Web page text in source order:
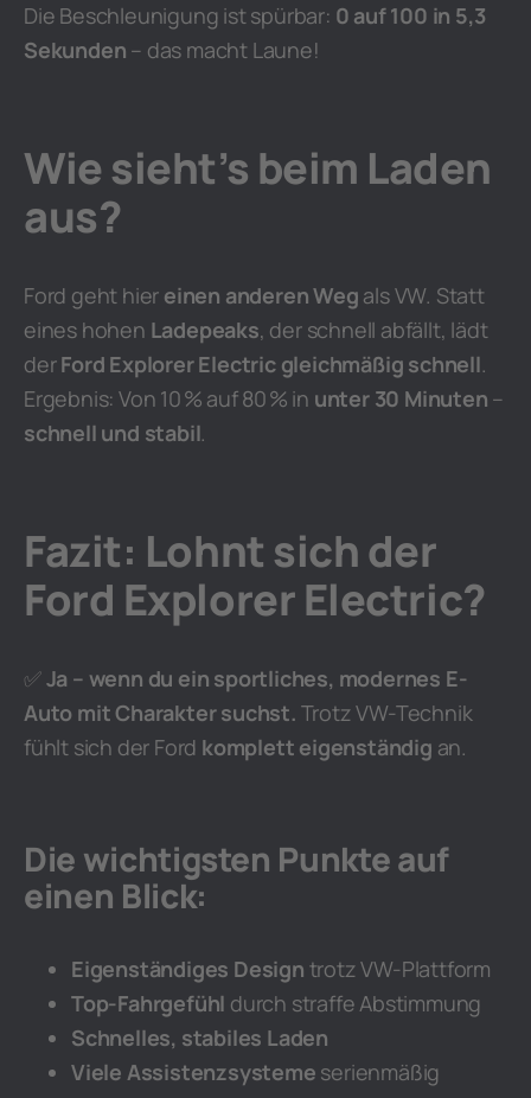
Die Beschleunigung ist spürbar: 0 auf 100 in 5,3
Sekunden – das macht Laune!
Wie sieht’s beim Laden
aus?
Ford geht hier einen anderen Weg als VW. Statt
eines hohen Ladepeaks, der schnell abfällt, lädt
derFord Explorer Electric gleichmäßig schnell.
Ergebnis: Von 10 % auf 80 % in unter 30 Minuten –
schnell und stabil.
Fazit: Lohnt sich der
Ford Explorer Electric?
✅Ja – wenn du ein sportliches, modernes E-
Auto mit Charakter suchst. Trotz VW-Technik
fühlt sich der Ford komplett eigenständig an.
Die wichtigsten Punkte auf
einen Blick:
Eigenständiges Design trotz VW-Plattform
Top-Fahrgefühl durch straffe Abstimmung
Schnelles, stabiles Laden
Viele Assistenzsysteme serienmäßig